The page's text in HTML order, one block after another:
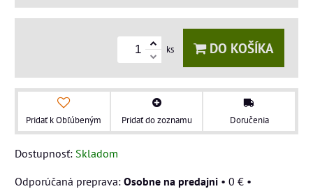
ks DO KOŠÍKA
Pridať k Obľúbeným Pridať do zoznamu Doručenia
Dostupnosť: Skladom
Osobne na predajni • 0 € •